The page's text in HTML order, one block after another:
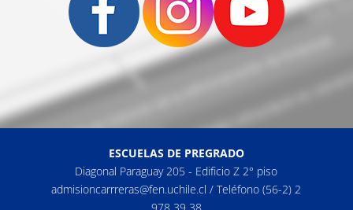
ESCUELAS DE PREGRADO
Diagonal Paraguay 205 - Edificio Z 2° piso
admisioncarrreras@fen.uchile.cl / Teléfono (56-2) 2